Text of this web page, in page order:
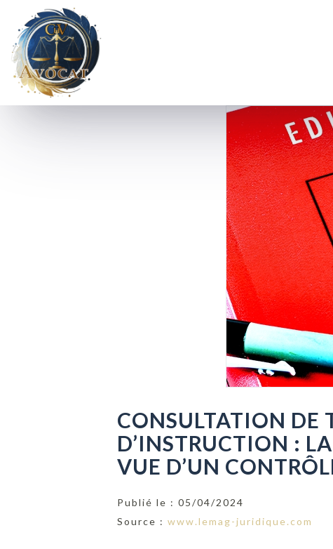
CONSULTATION DE
D’INSTRUCTION :
VUE D’UN
Publié le : 05/04/2024
Source : www.lemag-juridique.com